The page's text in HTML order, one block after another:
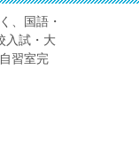
、国語・
入試・大
習室完